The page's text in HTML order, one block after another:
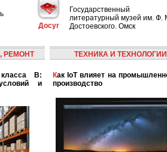
Досуг
Государственный
литературный музей им. Ф.
Достоевского. Омск
РЕМОНТ
и
ТЕХНИКА И ТЕХНОЛОГИИ
Как IoT влияет на промышленность и
производство